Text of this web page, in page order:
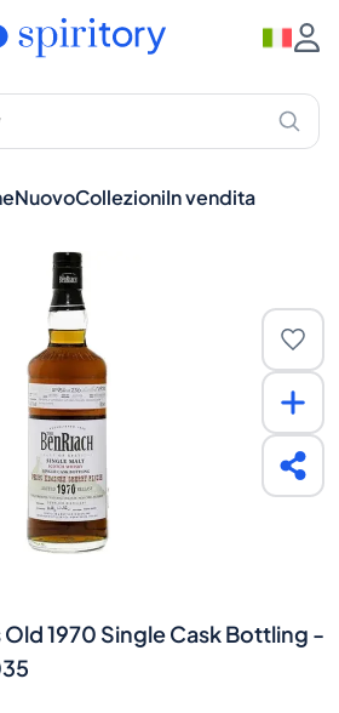
NuovoCollezioniIn vendita
Old 1970 Single Cask Bottling -